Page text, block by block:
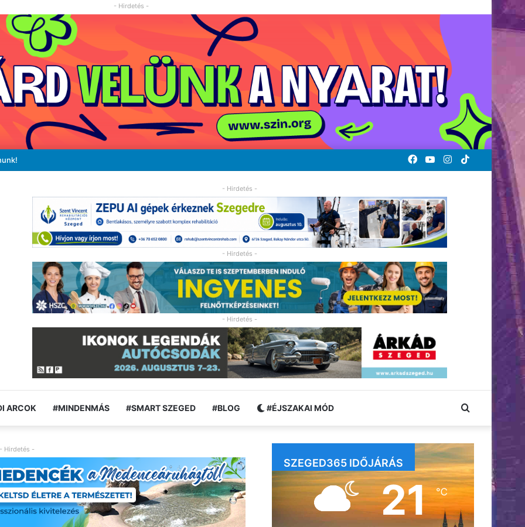
- Hirdetés -
TikTok
Instagram
YouTube
Facebook
- Hirdetés -
- Hirdetés -
- Hirdetés -
ARCOK #MINDENMÁS #SMART SZEGED #BLOG #ÉJSZAKAI MÓD Keresés:
- Hirdetés -
SZEGED365 IDŐJÁRÁS
21℃